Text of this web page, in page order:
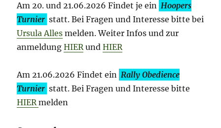
Am 20. und 21.06.2026 Findet je ein Hoopers
Turnier statt. Bei Fragen und Interesse bitte bei
Ursula Alles melden. Weiter Infos und zur
anmeldungHIERundHIER
Am 21.06.2026 Findet ein Rally Obedience
Turnier statt. Bei Fragen und Interesse bitte
HIERmelden